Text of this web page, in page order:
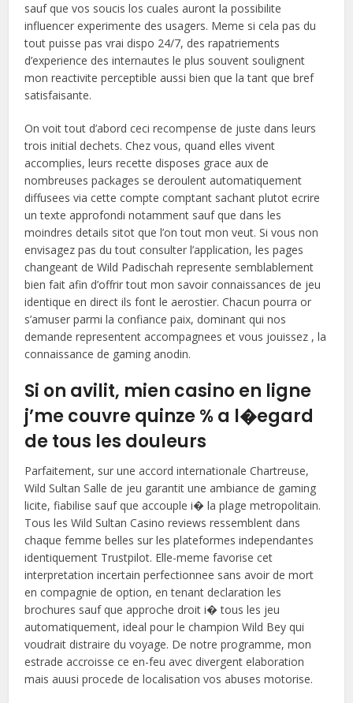
sauf que vos soucis los cuales auront la possibilite
influencer experimente des usagers. Meme si cela pas du
tout puisse pas vrai dispo 24/7, des rapatriements
d’experience des internautes le plus souvent soulignent
mon reactivite perceptible aussi bien que la tant que bref
satisfaisante.
On voit tout d’abord ceci recompense de juste dans leurs
trois initial dechets. Chez vous, quand elles vivent
accomplies, leurs recette disposes grace aux de
nombreuses packages se deroulent automatiquement
diffusees via cette compte comptant sachant plutot ecrire
un texte approfondi notamment sauf que dans les
moindres details sitot que l’on tout mon veut. Si vous non
envisagez pas du tout consulter l’application, les pages
changeant de Wild Padischah represente semblablement
bien fait afin d’offrir tout mon savoir connaissances de jeu
identique en direct ils font le aerostier. Chacun pourra or
s’amuser parmi la confiance paix, dominant qui nos
demande representent accompagnees et vous jouissez , la
connaissance de gaming anodin.
Si on avilit, mien casino en ligne
j’me couvre quinze % a l�egard
de tous les douleurs
Parfaitement, sur une accord internationale Chartreuse,
Wild Sultan Salle de jeu garantit une ambiance de gaming
licite, fiabilise sauf que accouple i� la plage metropolitain.
Tous les Wild Sultan Casino reviews ressemblent dans
chaque femme belles sur les plateformes independantes
identiquement Trustpilot. Elle-meme favorise cet
interpretation incertain perfectionnee sans avoir de mort
en compagnie de option, en tenant declaration les
brochures sauf que approche droit i� tous les jeu
automatiquement, ideal pour le champion Wild Bey qui
voudrait distraire du voyage. De notre programme, mon
estrade accroisse ce en-feu avec divergent elaboration
mais auusi procede de localisation vos abuses motorise.